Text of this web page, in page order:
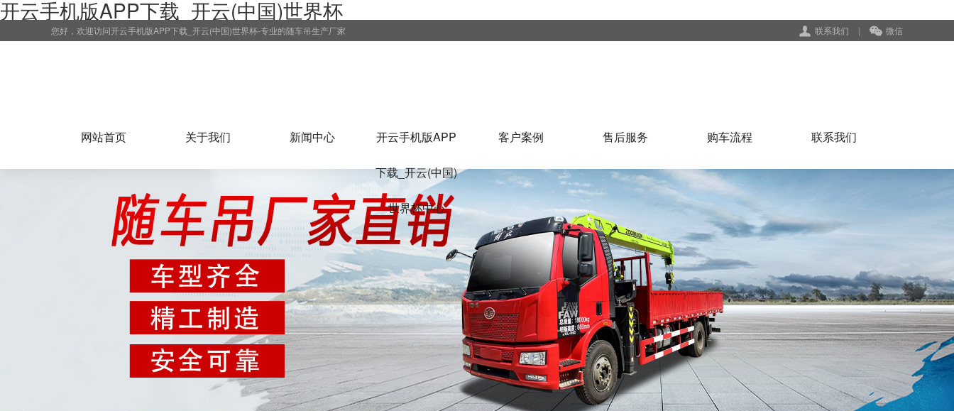
开云手机版APP下载_开云(中国)世界杯
联系我们 | 微信
您好，欢迎访问开云手机版APP下载_开云(中国)世界杯-专业的随车吊生产厂家
网站首页 关于我们 新闻中心 开云手机版APP
下载_开云(中国)
世界杯中心
客户案例 售后服务 购车流程 联系我们